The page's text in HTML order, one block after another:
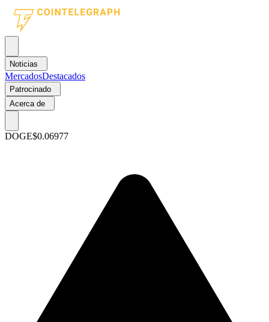
Noticias
MercadosDestacados
Patrocinado
Acerca de
DOGE$0.06977